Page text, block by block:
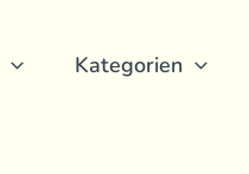
Kategorien